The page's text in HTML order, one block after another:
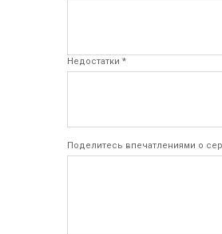
Недостатки *
Поделитесь впечатлениями о